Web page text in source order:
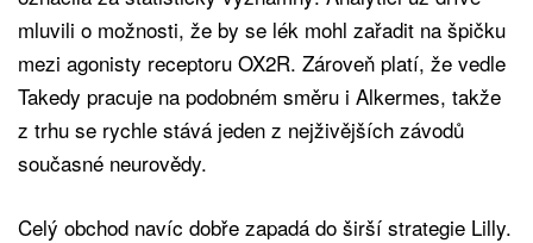
mluvili o možnosti, že by se lék mohl zařadit na špičku
mezi agonisty receptoru OX2R. Zároveň platí, že vedle
Takedy pracuje na podobném směru i Alkermes, takže
z trhu se rychle stává jeden z nejživějších závodů
současné neurovědy.
Celý obchod navíc dobře zapadá do širší strategie Lilly.